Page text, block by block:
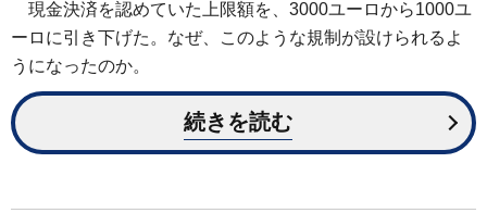
現金決済を認めていた上限額を、3000ユーロから1000ユ
ーロに引き下げた。なぜ、このような規制が設けられるよ
うになったのか。
続きを読む